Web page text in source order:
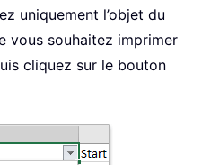
uniquement l’objet du
vous souhaitez imprimer
cliquez sur le bouton